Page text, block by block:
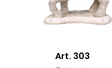
Art. 303